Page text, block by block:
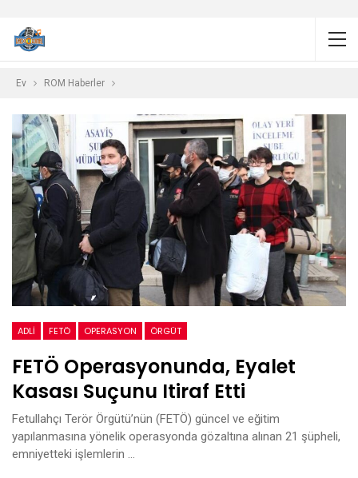
Ev ROM Haberler
ADLI FETÖ OPERASYON ÖRGÜT
FETÖ Operasyonunda, Eyalet
Kasası Suçunu Itiraf Etti
Fetullahçı Terör Örgütü’nün (FETÖ) güncel ve eğitim
yapılanmasına yönelik operasyonda gözaltına alınan 21 şüpheli,
emniyetteki işlemlerin …